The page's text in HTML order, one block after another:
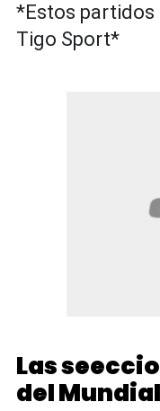
*Estos
Tigo Sport*
Las
del